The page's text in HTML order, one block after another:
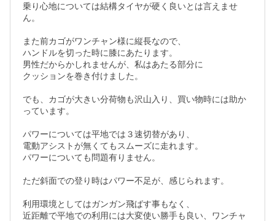
乗り心地については結構タイヤが硬く良いとは言えませ
ん。
また前カゴがワンチャン様に縦長なので、
ハンドルを切った時に膝にあたります。
男性だからかしれませんが、私はあたる部分に
クッションを巻き付けました。
でも、カゴが大きい分荷物も沢山入り、買い物時には助か
っています。
パワーについては平地では３速切替があり、
電動アシストが無くてもスムーズに走れます。
パワーについても問題有りません。
ただ斜面での登り時はパワー不足が、感じられます。
利用環境としてはガンガン飛ばす事もなく、
近距離で平地での利用には大変使い勝手も良い、ワンチャ